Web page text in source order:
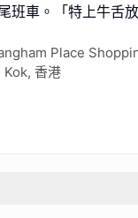
班車。「特上牛舌
Place
香港